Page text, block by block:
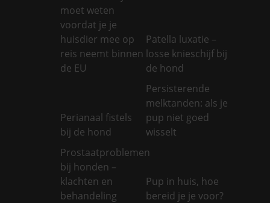
moet weten
voordat je je
huisdier mee op
reis neemt binnen
de EU
Patella luxatie –
losse knieschijf bij
de hond
Perianaal fistels
bij de hond
Persisterende
melktanden: als je
pup niet goed
wisselt
Prostaatproblemen
bij honden –
klachten en
behandeling
Pup in huis, hoe
bereid je je voor?